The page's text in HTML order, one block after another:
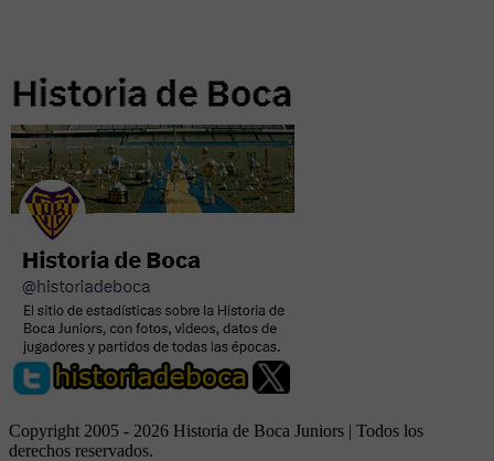
Copyright 2005 - 2026 Historia de Boca Juniors | Todos los
derechos reservados.